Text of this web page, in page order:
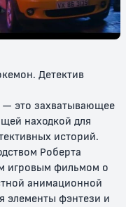
Мьюту возвращается
Детектив
это захватывающее
находкой для
историй.
Роберта
игровым фильмом о
анимационной
элементы фэнтези и